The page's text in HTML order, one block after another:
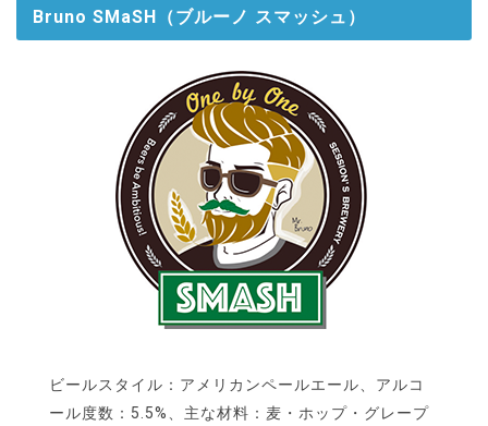
Bruno SMaSH（ブルーノ スマッシュ）
ビールスタイル：アメリカンペールエール、アルコ
ール度数：5.5%、主な材料：麦・ホップ・グレープ